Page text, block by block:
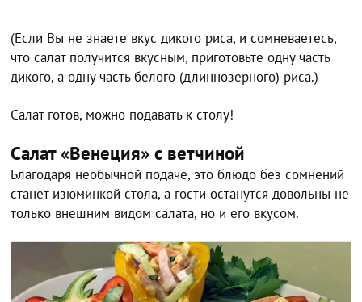
(Если Вы не знаете вкус дикого риса, и сомневаетесь,
что салат получится вкусным, приготовьте одну часть
дикого, а одну часть белого (длиннозерного) риса.)
Салат готов, можно подавать к столу!
Салат «Венеция» с ветчиной
Благодаря необычной подаче, это блюдо без сомнений
станет изюминкой стола, а гости останутся довольны не
только внешним видом салата, но и его вкусом.